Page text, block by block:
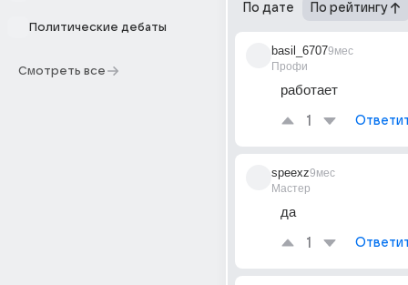
Политические дебаты
Смотреть все
По дате По рейтингу
basil_6707
Профи
9мес
работает
1
speexz
Мастер
9мес
да
1